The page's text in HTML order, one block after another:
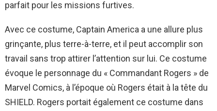
parfait pour les missions furtives.
Avec ce costume, Captain America a une allure plus
grinçante, plus terre-à-terre, et il peut accomplir son
travail sans trop attirer l’attention sur lui. Ce costume
évoque le personnage du « Commandant Rogers » de
Marvel Comics, à l’époque où Rogers était à la tête du
SHIELD. Rogers portait également ce costume dans